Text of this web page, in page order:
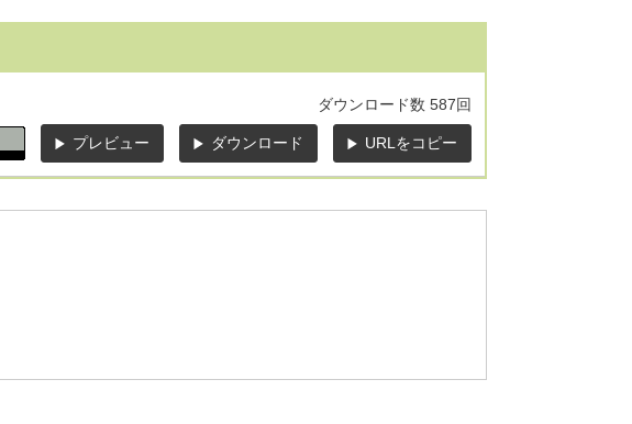
ダウンロード数 587回
プレビュー ダウンロード URLをコピー